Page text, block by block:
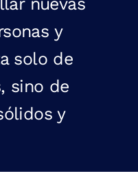
y
solo de
sino de
y